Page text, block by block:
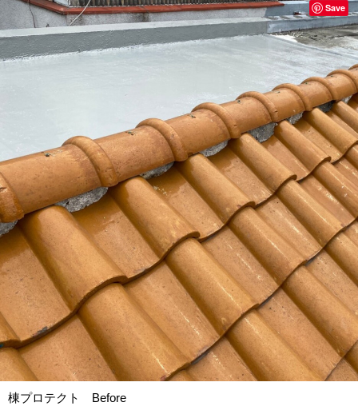
棟プロテクト Before
Save